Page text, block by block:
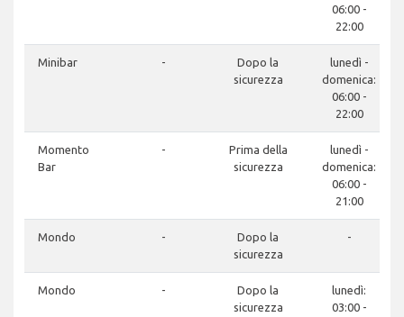
06:00 -
22:00
Minibar -
Dopo la
sicurezza
lunedì -
domenica:
06:00 -
22:00
Momento
Bar
-
Prima della
sicurezza
lunedì -
domenica:
06:00 -
21:00
Mondo -
Dopo la
sicurezza
-
Mondo -
Dopo la
sicurezza
lunedì:
03:00 -